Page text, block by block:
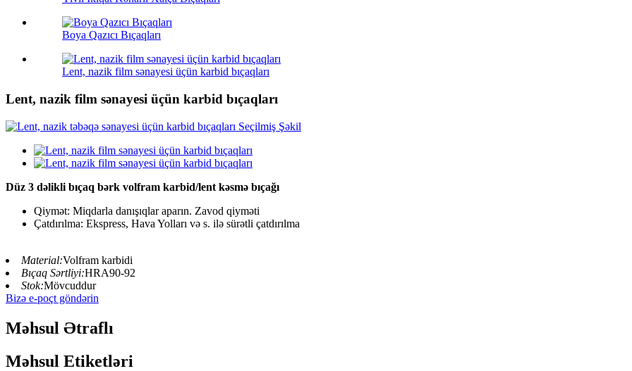
Boya Qazıcı Bıçaqları
Lent, nazik film sənayesi üçün karbid bıçaqları
Lent, nazik film sənayesi üçün karbid bıçaqları
Düz 3 dəlikli bıçaq bərk volfram karbid/lent kəsmə bıçağı
Qiymət: Miqdarla danışıqlar aparın. Zavod qiyməti
Çatdırılma: Ekspress, Hava Yolları və s. ilə sürətli çatdırılma
Material:Volfram karbidi
Bıçaq Sərtliyi:HRA90-92
Stok:Mövcuddur
Bizə e-poçt göndərin
Məhsul Ətraflı
Məhsul Etiketləri